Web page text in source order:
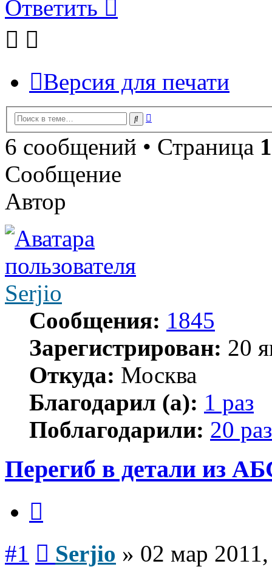
Ответить
Версия для печати
Поиск
6 сообщений • Страница 1
Сообщение
Автор
Serjio
Сообщения: 1845
Зарегистрирован: 20
Откуда: Москва
Благодарил (а): 1 раз
Поблагодарили: 20 раз
Перегиб в детали из
#1 Serjio » 02 мар